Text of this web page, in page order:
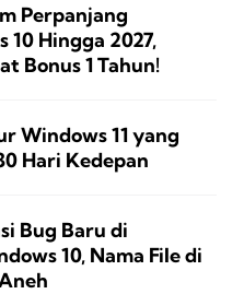
Perpanjang
Hingga 2027,
Bonus 1 Tahun!
Windows 11 yang
Hari Kedepan
Bug Baru di
10, Nama File di